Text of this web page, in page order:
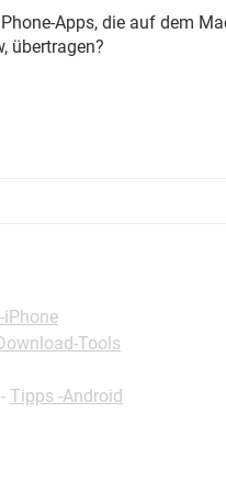
Apps, die auf dem
übertragen?
iPhone
Tools
- Tipps -Android